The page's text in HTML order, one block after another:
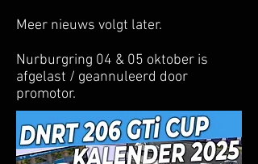
Meer nieuws volgt later.
Nurburgring 04 & 05 oktober is
afgelast / geannuleerd door
promotor.